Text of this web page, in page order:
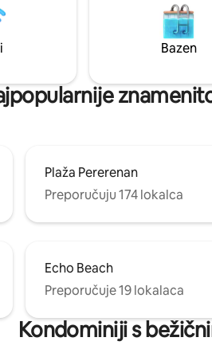
hoda od plaže, kafića,
spa centra, nudi rijetku
autentičnost, mir i lokaciju
ne može pobijediti
Wi-Fi
Bazen
Plaža Pererenan
Preporučuju 174 lokalca
Echo Beach
Preporučuje 19 lokalaca
Kondominiji s